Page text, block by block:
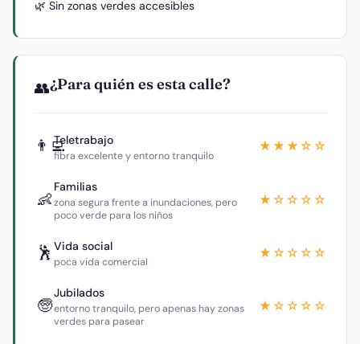
🌿 Sin zonas verdes accesibles
👥¿Para quién es esta calle?
👨‍💻Teletrabajo
fibra excelente y entorno tranquilo
★★★☆☆
👶
Familias
zona segura frente a inundaciones, pero
poco verde para los niños
★☆☆☆☆
🕺 Vida social
poca vida comercial
★☆☆☆☆
🧓
Jubilados
entorno tranquilo, pero apenas hay zonas
verdes para pasear
★☆☆☆☆